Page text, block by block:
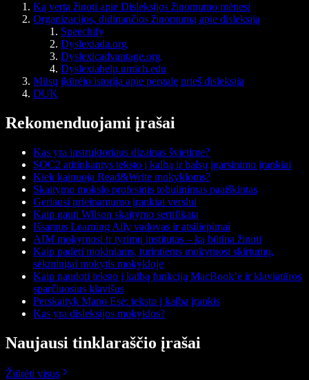
Ką verta žinoti apie Disleksijos žinomumo mėnesį
Organizacijos, didinančios žinomumą apie disleksiją
Speechify
Dyslexiada.org
Dyslexicadvantage.org
Dyslexiahelp.umich.edu
Mūsų įkūrėjo istorija apie pergalę prieš disleksiją
DUK
Rekomenduojami įrašai
Kas yra instruktoriaus dizainas švietime?
SOC2 atitinkantys teksto į kalbą ir balsų įgarsinimo įrankiai
Kiek kainuoja Read&Write mokykloms?
Skaitymo mokslo profesinis tobulinimas paaiškintas
Geriausi prieinamumo įrankiai verslui
Kaip gauti Wilson skaitymo sertifikatą
Išsamus Learning Ally vadovas ir atsiliepimai
AIM mokymosi ir tyrimų institutas – ką būtina žinoti
Kaip padėti mokiniams, turintiems mokymosi skirtumų,
sėkmingai mokytis mokykloje
Kaip naudoti teksto į kalbą funkciją MacBook’e ir klaviatūros
sparčiuosius klavišus
Perskaityk Mano Esė: teksto į kalbą įrankis
Kas yra disleksijos mokyklos?
Naujausi tinklaraščio įrašai
Žiūrėti visus